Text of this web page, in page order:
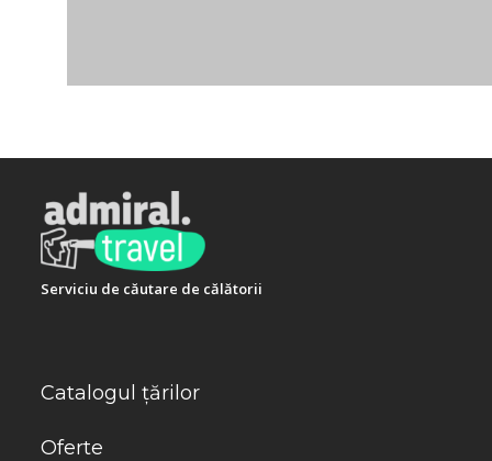
Serviciu de căutare de călătorii
Catalogul țărilor
Oferte